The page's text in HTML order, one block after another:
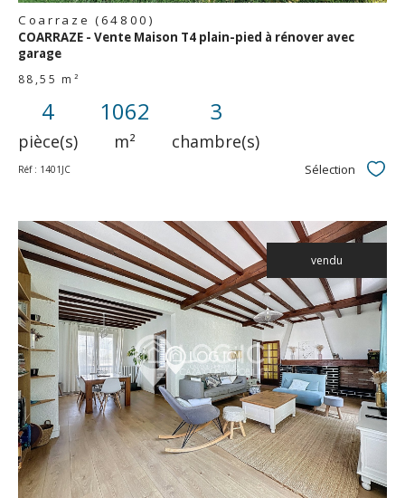
Coarraze (64800)
COARRAZE - Vente Maison T4 plain-pied à rénover avec
garage
88,55 m²
4
pièce(s)
1062
m²
3
chambre(s)
Réf : 1401JC Sélection
vendu
voir le
bien